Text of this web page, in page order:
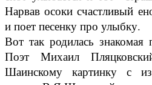
Нарвав осоки счастливый
и поет песенку про улыбку.
Вот так родилась знакомая
Поэт Михаил
Шаинскому картинку с